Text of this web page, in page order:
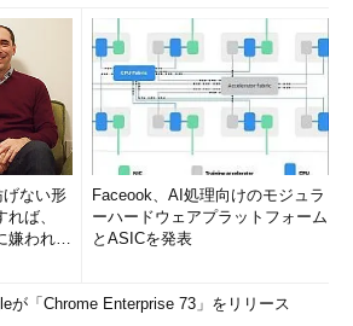
ない形
ば、
嫌われな
Faceook、AI処理向けのモジュラ
ーハードウェアプラットフォーム
とASICを発表
が「Chrome Enterprise 73」をリリース